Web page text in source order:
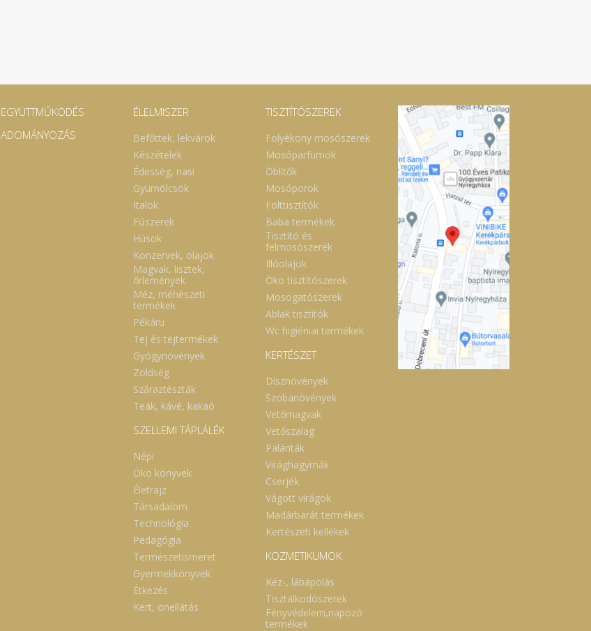
EGYÜTTMŰKÖDÉS
ADOMÁNYOZÁS
ÉLELMISZER
Befőttek, lekvárok
Készételek
Édesség, nasi
Gyümölcsök
Italok
Fűszerek
Húsok
Konzervek, olajok
Magvak, lisztek,
őrlemények
Méz, méhészeti
termékek
Pékáru
Tej és tejtermékek
Gyógynövények
Zöldség
Száraztészták
Teák, kávé, kakaó
SZELLEMI TÁPLÁLÉK
Népi
Öko könyvek
Életrajz
Társadalom
Technológia
Pedagógia
Természetismeret
Gyermekkönyvek
Étkezés
Kert, önellátás
TISZTÍTÓSZEREK
Folyékony mosószerek
Mosóparfümök
Öblítők
Mosóporok
Folttisztítók
Baba termékek
Tisztító és
felmosószerek
Illóolajok
Öko tisztítószerek
Mosogatószerek
Ablak tisztítók
Wc higiéniai termékek
KERTÉSZET
Dísznövények
Szobanövények
Vetőmagvak
Vetőszalag
Palánták
Virághagymák
Cserjék
Vágott virágok
Madárbarát termékek
Kertészeti kellékek
KOZMETIKUMOK
Kéz-, lábápolás
Tisztálkodószerek
Fényvédelem,napozó
termékek